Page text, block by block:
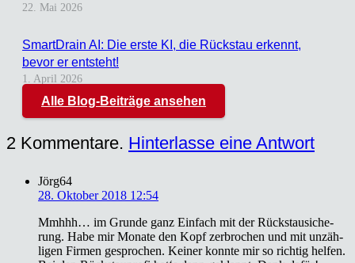
22. Mai 2026
Smart­Drain AI: Die ers­te KI, die Rück­stau erkennt,
bevor er ent­steht!
1. April 2026
Alle Blog-Beiträge ansehen
2 Kommentare. Hinterlasse eine Antwort
Jörg64
28. Oktober 2018 12:54
Mmhhh… im Grun­de ganz Ein­fach mit der Rück­stau­si­che­
rung. Habe mir Mona­te den Kopf zer­bro­chen und mit unzäh­
li­gen Fir­men gespro­chen. Kei­ner konn­te mir so rich­tig hel­fen.